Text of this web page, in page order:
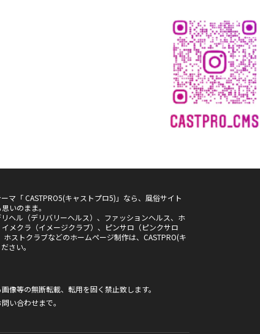
マ「 CASTPRO5(キャストプロ5)」なら、風俗サイト
いのまま。
ヘル（デリバリーヘルス）、ファッションヘルス、ホ
メクラ（イメージクラブ）、ピンサロ（ピンクサロ
ストクラブなどのホームページ制作は、CASTPRO(キ
さい。
像等の無断転載、転用を固く禁止致します。
問い合わせまで。